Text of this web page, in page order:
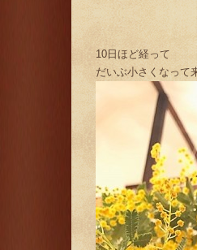
10日ほど経って
だいぶ小さくなって